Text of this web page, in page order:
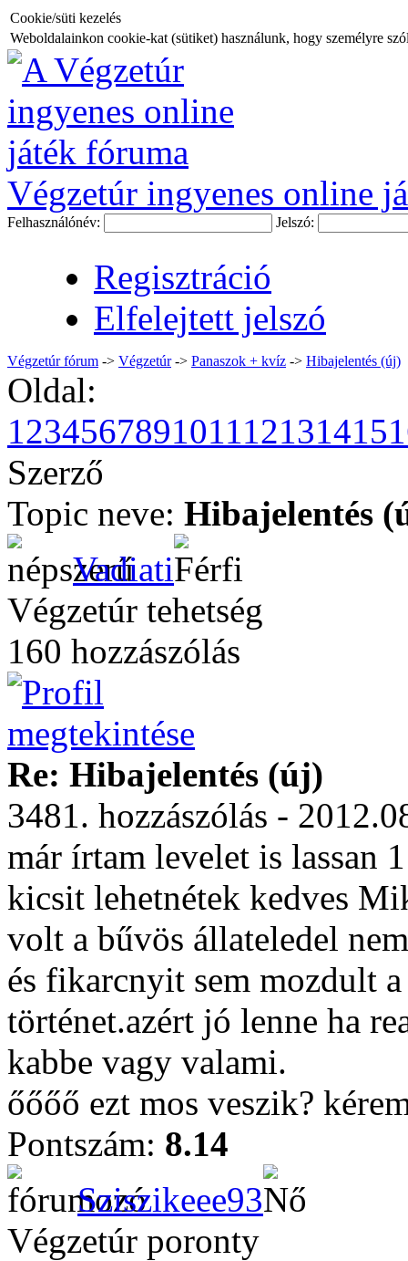
Cookie/süti kezelés
Weboldalainkon cookie-kat (sütiket) használunk, hogy személyre
Végzetúr ingyenes online
Felhasználónév: Jelszó:
Regisztráció
Elfelejtett jelszó
Végzetúr fórum -> Végzetúr-> Panaszok + kvíz -> Hibajelentés (új)
Oldal:
123456789101112131415
Szerző
Topic neve: Hibajelentés
Vadiati
Végzetúr tehetség
160 hozzászólás
Re: Hibajelentés (új)
3481. hozzászólás -
már írtam levelet is lassan
kicsit lehetnétek kedves
volt a bűvös állateledel
és fikarcnyit sem mozdult
történet.azért jó lenne ha
kabbe vagy valami.
őőőő ezt mos veszik?
Pontszám: 8.14
Sziszikeee93
Végzetúr poronty